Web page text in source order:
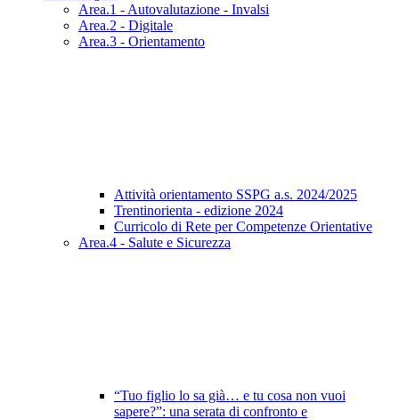
Area.1 - Autovalutazione - Invalsi
Area.2 - Digitale
Area.3 - Orientamento
Attività orientamento SSPG a.s. 2024/2025
Trentinorienta - edizione 2024
Curricolo di Rete per Competenze Orientative
Area.4 - Salute e Sicurezza
“Tuo figlio lo sa già… e tu cosa non vuoi
sapere?”: una serata di confronto e